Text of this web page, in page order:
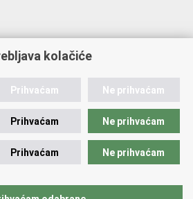
točka za Republiku Hrvatsku
kolačiće
Prihvaćam Ne prihvaćam
Prihvaćam Ne prihvaćam
Prihvaćam Ne prihvaćam